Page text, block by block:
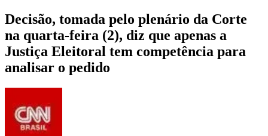
Decisão, tomada pelo plenário da Corte
na quarta-feira (2), diz que apenas a
Justiça Eleitoral tem competência para
analisar o pedido